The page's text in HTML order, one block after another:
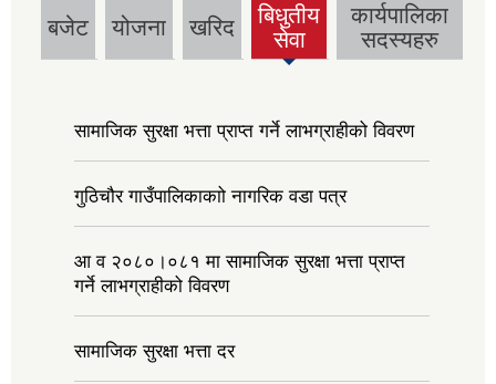
बजेट योजना खरिद
बिधुतीय
सेवा
(active
tab)
कार्यपालिका
सदस्यहरु
सामाजिक सुरक्षा भत्ता प्राप्त गर्ने लाभग्राहीको विवरण
गुठिचौर गाउँपालिकाकाो नागरिक वडा पत्र
आ व २०८०।०८१ मा सामाजिक सुरक्षा भत्ता प्राप्त
गर्ने लाभग्राहीको विवरण
सामाजिक सुरक्षा भत्ता दर